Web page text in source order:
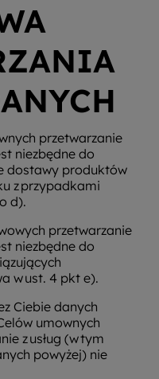
przetwarzanie
niezbędne do
dostawy produktów
z przypadkami
d).
przetwarzanie
niezbędne do
w ust. 4 pkt e).
Ciebie danych
umownych
z usług (w tym
powyżej) nie